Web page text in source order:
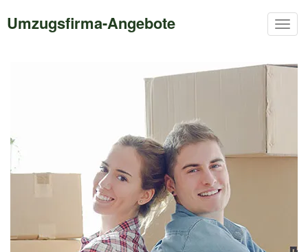
Umzugsfirma-Angebote